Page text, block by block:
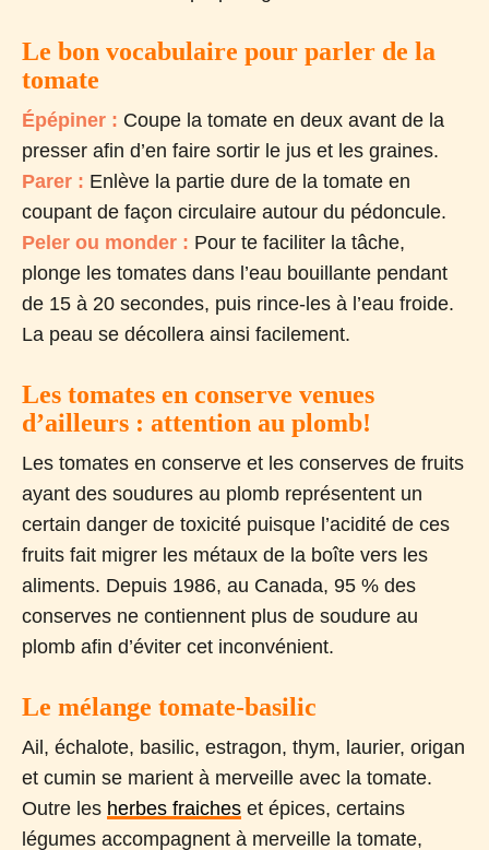
Le bon vocabulaire pour parler de la
tomate
Épépiner : Coupe la tomate en deux avant de la
presser afin d’en faire sortir le jus et les graines.
Parer : Enlève la partie dure de la tomate en
coupant de façon circulaire autour du pédoncule.
Peler ou monder : Pour te faciliter la tâche,
plonge les tomates dans l’eau bouillante pendant
de 15 à 20 secondes, puis rince-les à l’eau froide.
La peau se décollera ainsi facilement.
Les tomates en conserve venues
d’ailleurs : attention au plomb!
Les tomates en conserve et les conserves de fruits
ayant des soudures au plomb représentent un
certain danger de toxicité puisque l’acidité de ces
fruits fait migrer les métaux de la boîte vers les
aliments. Depuis 1986, au Canada, 95 % des
conserves ne contiennent plus de soudure au
plomb afin d’éviter cet inconvénient.
Le mélange tomate-basilic
Ail, échalote, basilic, estragon, thym, laurier, origan
et cumin se marient à merveille avec la tomate.
Outre les herbes fraiches et épices, certains
légumes accompagnent à merveille la tomate,